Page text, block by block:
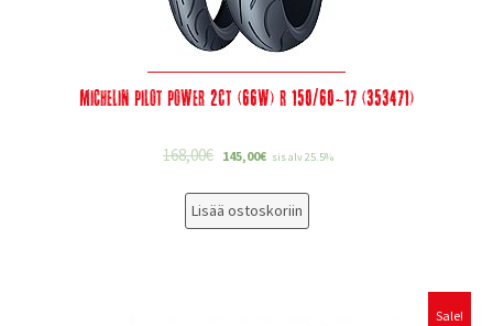
Michelin Pilot Power 2CT (66W) R 150/60-17 (353471)
168,00€ 145,00€ sis alv 25.5%
Lisää ostoskoriin
Sale!